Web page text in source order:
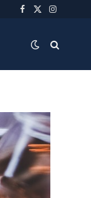
Facebook
X